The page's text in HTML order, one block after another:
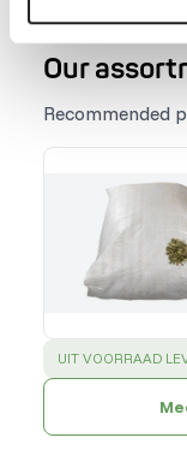
Our
Recommended
SUCCESS:
UIT VOORRAAD